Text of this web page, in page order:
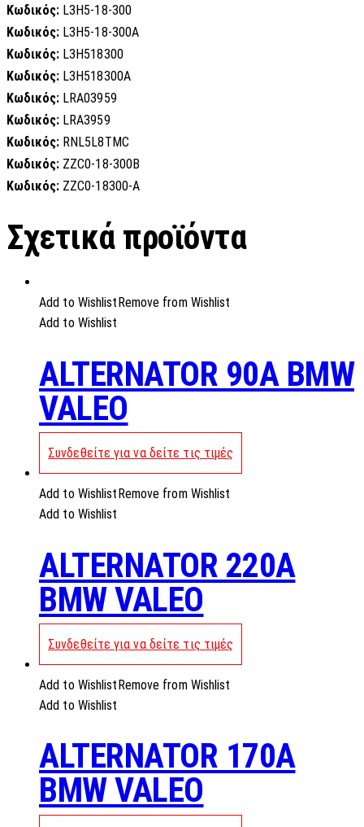
Κωδικός: L3H5-18-300
Κωδικός: L3H5-18-300A
Κωδικός: L3H518300
Κωδικός: L3H518300A
Κωδικός: LRA03959
Κωδικός: LRA3959
Κωδικός: RNL5L8TMC
Κωδικός: ZZC0-18-300B
Κωδικός: ZZC0-18300-A
Σχετικά προϊόντα
Add to Wishlist Remove from Wishlist
Add to Wishlist
ALTERNATOR 90A BMW
VALEO
Συνδεθείτε για να δείτε τις τιμές
Add to Wishlist Remove from Wishlist
Add to Wishlist
ALTERNATOR 220A
BMW VALEO
Συνδεθείτε για να δείτε τις τιμές
Add to Wishlist Remove from Wishlist
Add to Wishlist
ALTERNATOR 170A
BMW VALEO